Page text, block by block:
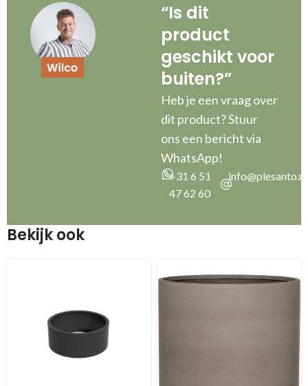
“Is dit
product
geschikt voor
buiten?”
Heb je een vraag over
dit product? Stuur
ons een bericht via
WhatsApp!
+31 6 51
47 62 60
info@plesanto.nl
Bekijk ook